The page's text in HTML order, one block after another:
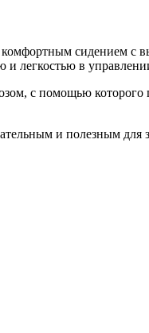
сидением с
и легкостью в
с помощью которого
и полезным для